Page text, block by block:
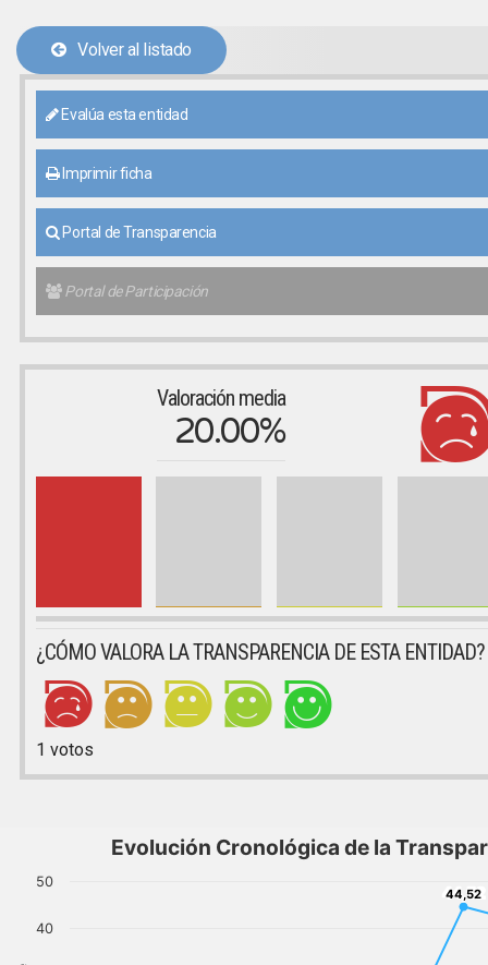
Volver al listado
Evalúa esta entidad
Imprimir ficha
Portal de Transparencia
Portal de Participación
Valoración media
20.00%
¿CÓMO VALORA LA TRANSPARENCIA DE ESTA ENTIDAD?
1 votos
Evolución Cronológica de la
44,52
44,52
40
50